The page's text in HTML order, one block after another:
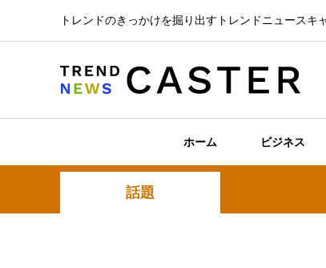
トレンドのきっかけを掘り出すトレンドニュースキ
ホーム ビジネス
話題